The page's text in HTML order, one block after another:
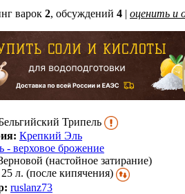
варок 2, обсуждений 4 | оценить и
Трипель
Крепкий Эль
- верховое брожение
(настойное затирание)
25 л. (после кипячения)
ruslanz73